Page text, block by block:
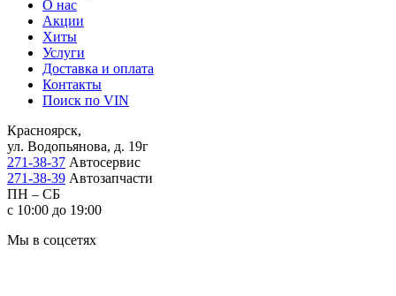
О нас
Акции
Хиты
Услуги
Доставка и оплата
Контакты
Поиск по VIN
Красноярск,
ул. Водопьянова, д. 19г
271-38-37 Автосервис
271-38-39 Автозапчасти
ПН – СБ
с 10:00 до 19:00
Мы в соцсетях